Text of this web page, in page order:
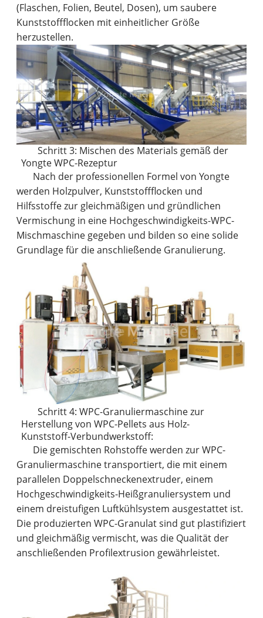
(Flaschen, Folien, Beutel, Dosen), um saubere
Kunststoffflocken mit einheitlicher Größe
herzustellen.
Schritt 3: Mischen des Materials gemäß der
Yongte WPC-Rezeptur
Nach der professionellen Formel von Yongte
werden Holzpulver, Kunststoffflocken und
Hilfsstoffe zur gleichmäßigen und gründlichen
Vermischung in eine Hochgeschwindigkeits-WPC-
Mischmaschine gegeben und bilden so eine solide
Grundlage für die anschließende Granulierung.
Schritt 4: WPC-Granuliermaschine zur
Herstellung von WPC-Pellets aus Holz-
Kunststoff-Verbundwerkstoff:
Die gemischten Rohstoffe werden zur WPC-
Granuliermaschine transportiert, die mit einem
parallelen Doppelschneckenextruder, einem
Hochgeschwindigkeits-Heißgranuliersystem und
einem dreistufigen Luftkühlsystem ausgestattet ist.
Die produzierten WPC-Granulat sind gut plastifiziert
und gleichmäßig vermischt, was die Qualität der
anschließenden Profilextrusion gewährleistet.